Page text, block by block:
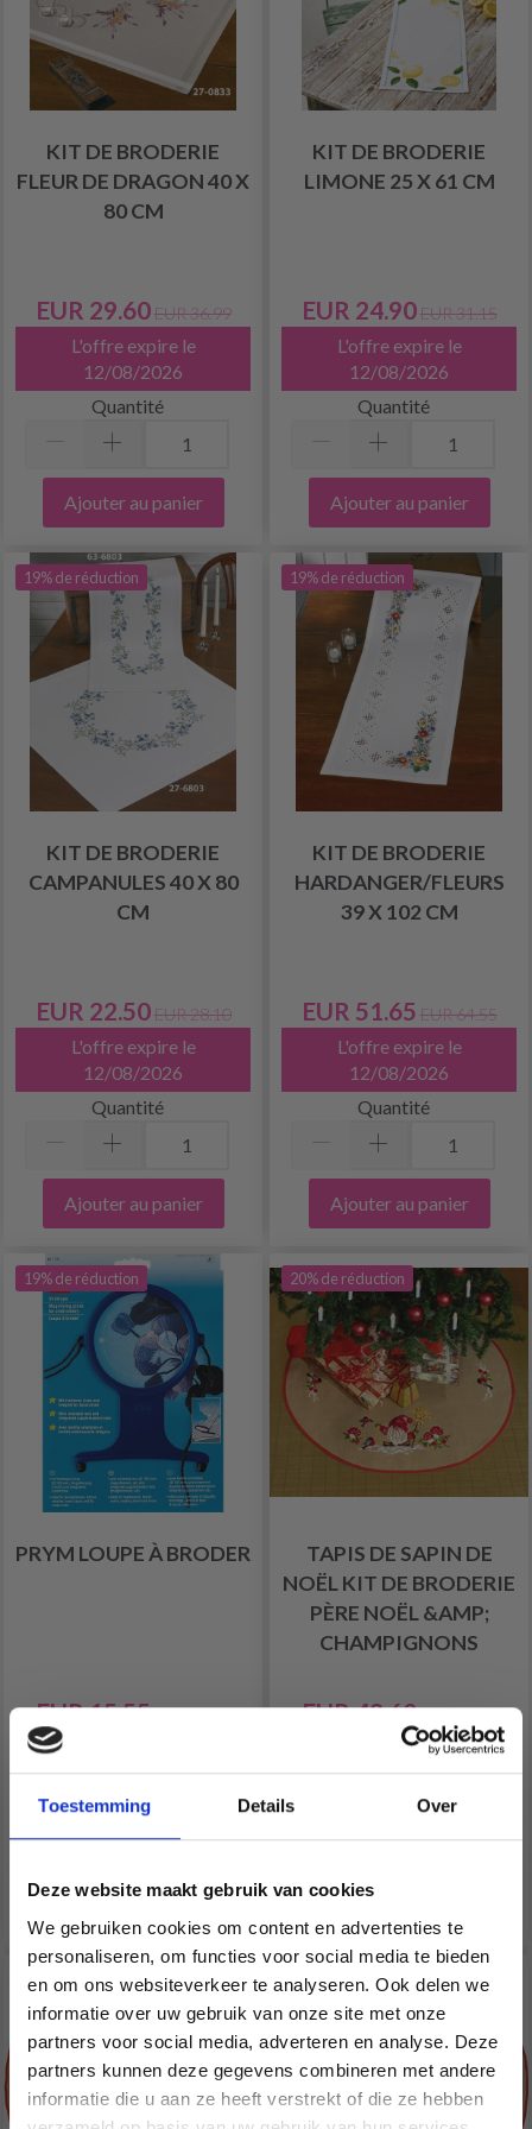
Toestemming Details Over
Deze website maakt gebruik van cookies
We gebruiken cookies om content en advertenties te
personaliseren, om functies voor social media te bieden
en om ons websiteverkeer te analyseren. Ook delen we
informatie over uw gebruik van onze site met onze
partners voor social media, adverteren en analyse. Deze
partners kunnen deze gegevens combineren met andere
informatie die u aan ze heeft verstrekt of die ze hebben
KIT DE BRODERIE
FLEUR DE DRAGON 40 X
80 CM
EUR 29.60 EUR 36.99
L'offre expire le
12/08/2026
Quantité
Ajouter au panier
KIT DE BRODERIE
LIMONE 25 X 61 CM
EUR 24.90 EUR 31.15
L'offre expire le
12/08/2026
Quantité
Ajouter au panier
19% de réduction
KIT DE BRODERIE
CAMPANULES 40 X 80
CM
EUR 22.50 EUR 28.10
L'offre expire le
12/08/2026
Quantité
Ajouter au panier
19% de réduction
KIT DE BRODERIE
HARDANGER/FLEURS
39 X 102 CM
EUR 51.65 EUR 64.55
L'offre expire le
12/08/2026
Quantité
Ajouter au panier
19% de réduction
PRYM LOUPE À BRODER
EUR 15.55EUR 19.40
12/08/2026
Quantité
Ajouter au panier
20% de réduction
TAPIS DE SAPIN DE
NOËL KIT DE BRODERIE
PÈRE NOËL &AMP;
CHAMPIGNONS
EUR 48.60EUR 60.75
L'offre expire le
12/08/2026
20% de réduction 20% de réduction
Économisez jusqu'à 50 %
Soyez le premier à connaître nos soldes et